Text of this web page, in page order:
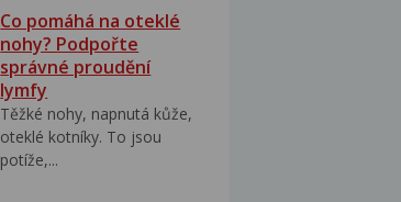
Co pomáhá na oteklé
nohy? Podpořte
správné proudění
lymfy
Těžké nohy, napnutá kůže,
oteklé kotníky. To jsou
potíže,...